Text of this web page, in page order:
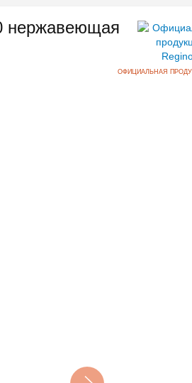
нержавеющая
ОФИЦИАЛЬНАЯ